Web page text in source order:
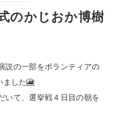
のかじおか博樹
説の一部をボランティアの
ました🎦
いて、選挙戦４日目の朝を